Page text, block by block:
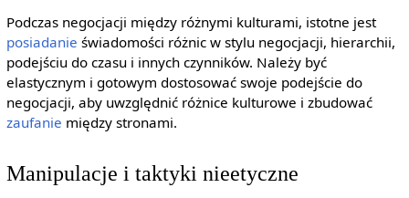
Podczas negocjacji między różnymi kulturami, istotne jest
posiadanie świadomości różnic w stylu negocjacji, hierarchii,
podejściu do czasu i innych czynników. Należy być
elastycznym i gotowym dostosować swoje podejście do
negocjacji, aby uwzględnić różnice kulturowe i zbudować
zaufanie między stronami.
Manipulacje i taktyki nieetyczne